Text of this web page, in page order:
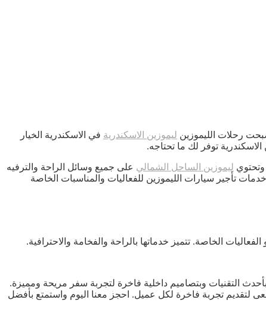
رحلات الليموزين ليموزين الاسكندرية في الاسكندرية الخيار
توفر لك ما تحتاجه.
وتحتوي ليموزين الساحل الشمالي على جميع وسائل الراحة والترفيه
تأجير سيارات الليموزين للفعاليات والمناسبات الخاصة
الخاصة. تتميز خدماتها بالراحة والفخامة والاحترافية.
التقنيات وبتصاميم داخلية فاخرة لتجربة سفر مريحة ومميزة.
لتقديم تجربة فاخرة لكل عميل. احجز معنا اليوم واستمتع بأفضل